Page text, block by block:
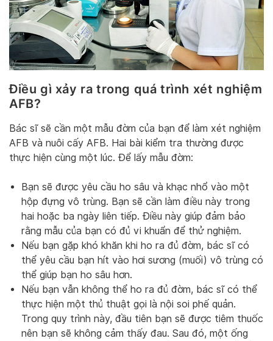
Điều gì xảy ra trong quá trình xét nghiệm
AFB?
Bác sĩ sẽ cần một mẫu đờm của bạn để làm xét nghiệm
AFB và nuôi cấy AFB. Hai bài kiểm tra thường được
thực hiện cùng một lúc. Để lấy mẫu đờm:
Bạn sẽ được yêu cầu ho sâu và khạc nhổ vào một
hộp đựng vô trùng. Bạn sẽ cần làm điều này trong
hai hoặc ba ngày liên tiếp. Điều này giúp đảm bảo
rằng mẫu của bạn có đủ vi khuẩn để thử nghiệm.
Nếu bạn gặp khó khăn khi ho ra đủ đờm, bác sĩ có
thể yêu cầu bạn hít vào hơi sương (muối) vô trùng có
thể giúp bạn ho sâu hơn.
Nếu bạn vẫn không thể ho ra đủ đờm, bác sĩ có thể
thực hiện một thủ thuật gọi là nội soi phế quản.
Trong quy trình này, đầu tiên bạn sẽ được tiêm thuốc
nên bạn sẽ không cảm thấy đau. Sau đó, một ống